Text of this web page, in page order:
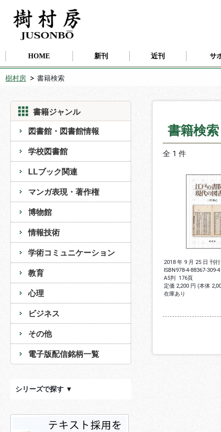
HOME 新刊 近刊 サ
樹村房 書籍検索
書籍ジャンル
図書館・図書館情報
学校図書館
LLブック関連
マンガ表現・著作権
博物館
情報技術
学術コミュニケーション
教育
心理
ビジネス
その他
電子版配信銘柄一覧
シリーズで探す ▼
書籍検
全 1 件
2018 年 9 月 25 日 刊行
ISBN978-4-88367-309-4
A5判 176頁
定価 2,200 円 (本体
在庫あり